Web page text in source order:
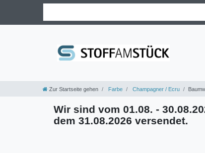
Zur Startseite gehen Farbe Champagner / Ecru
Wir sind vom 01.08. -
dem 31.08.2026 versendet.